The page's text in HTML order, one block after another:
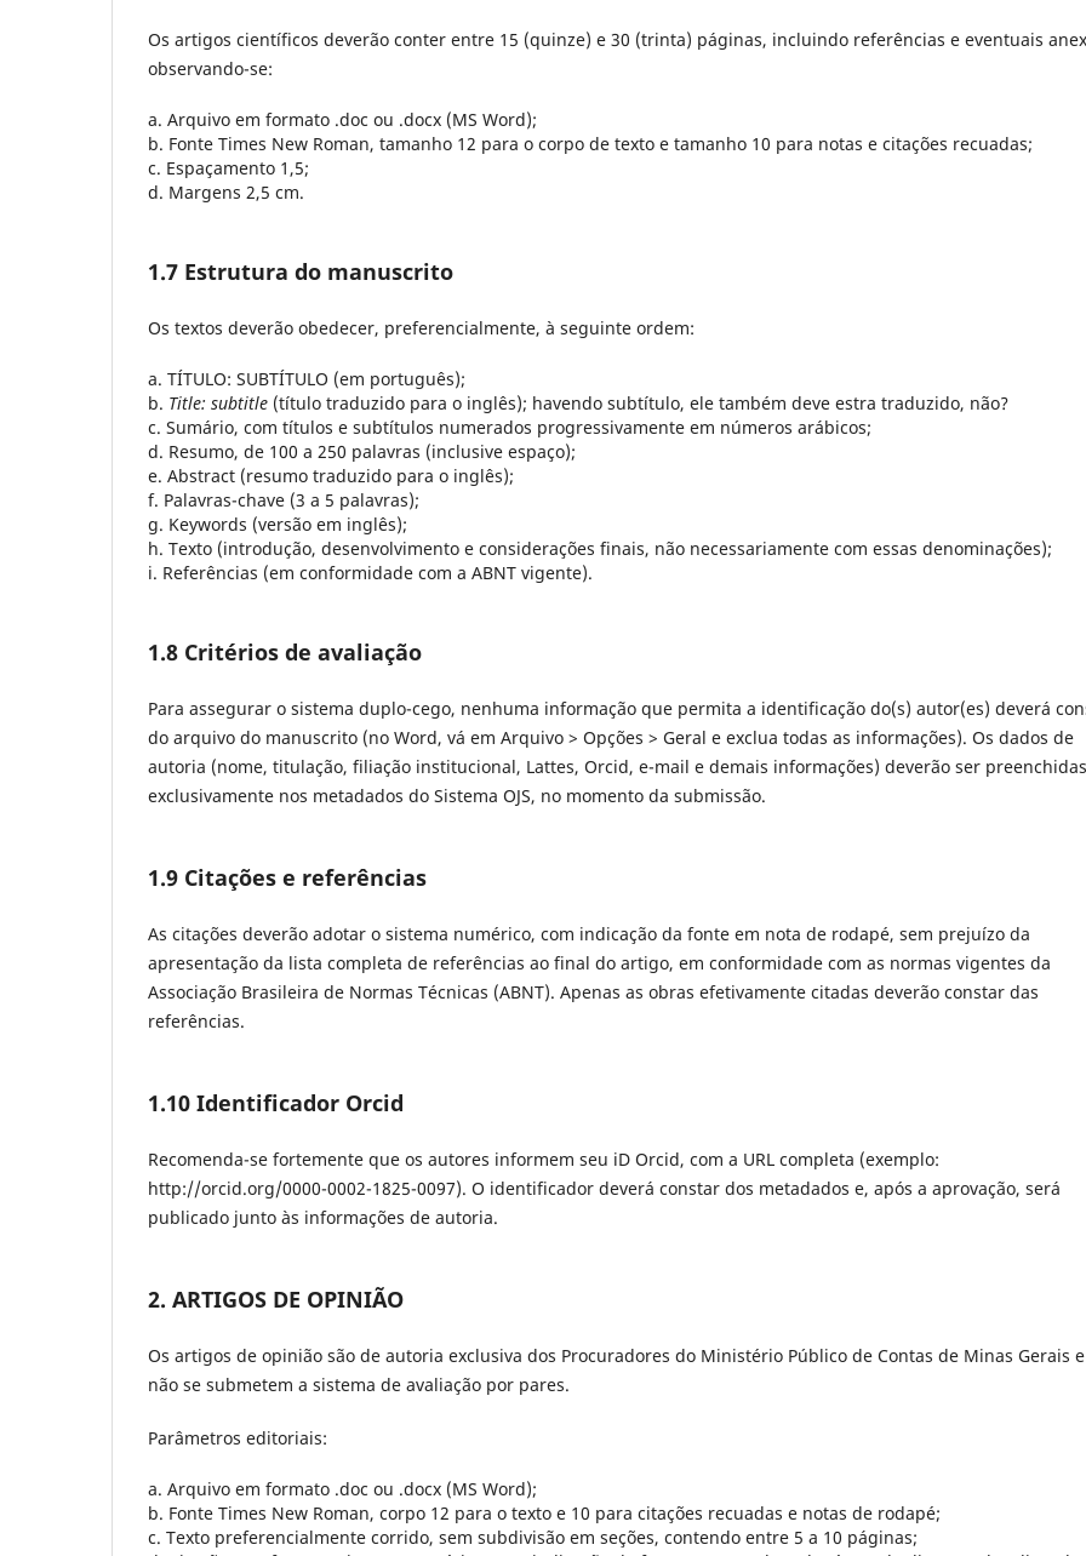
Os artigos científicos deverão conter entre 15 (quinze) e 30 (trinta) páginas, incluindo referências e eventuais
observando-se:
a. Arquivo em formato .doc ou .docx (MS Word);
b. Fonte Times New Roman, tamanho 12 para o corpo de texto e tamanho 10 para notas e citações recuadas;
c. Espaçamento 1,5;
d. Margens 2,5 cm.
1.7 Estrutura do manuscrito
Os textos deverão obedecer, preferencialmente, à seguinte ordem:
a. TÍTULO: SUBTÍTULO (em português);
b. Title: subtitle (título traduzido para o inglês); havendo subtítulo, ele também deve estra traduzido, não?
c. Sumário, com títulos e subtítulos numerados progressivamente em números arábicos;
d. Resumo, de 100 a 250 palavras (inclusive espaço);
e. Abstract (resumo traduzido para o inglês);
f. Palavras-chave (3 a 5 palavras);
g. Keywords (versão em inglês);
h. Texto (introdução, desenvolvimento e considerações finais, não necessariamente com essas denominações);
i. Referências (em conformidade com a ABNT vigente).
1.8 Critérios de avaliação
Para assegurar o sistema duplo-cego, nenhuma informação que permita a identificação do(s) autor(es) deverá
do arquivo do manuscrito (no Word, vá em Arquivo > Opções > Geral e exclua todas as informações). Os dados de
autoria (nome, titulação, filiação institucional, Lattes, Orcid, e-mail e demais informações) deverão ser preenchidas
exclusivamente nos metadados do Sistema OJS, no momento da submissão.
1.9 Citações e referências
As citações deverão adotar o sistema numérico, com indicação da fonte em nota de rodapé, sem prejuízo da
apresentação da lista completa de referências ao final do artigo, em conformidade com as normas vigentes da
Associação Brasileira de Normas Técnicas (ABNT). Apenas as obras efetivamente citadas deverão constar das
referências.
1.10 Identificador Orcid
Recomenda-se fortemente que os autores informem seu iD Orcid, com a URL completa (exemplo:
http://orcid.org/0000-0002-1825-0097). O identificador deverá constar dos metadados e, após a aprovação, será
publicado junto às informações de autoria.
2. ARTIGOS DE OPINIÃO
Os artigos de opinião são de autoria exclusiva dos Procuradores do Ministério Público de Contas de Minas Gerais e
não se submetem a sistema de avaliação por pares.
Parâmetros editoriais:
a. Arquivo em formato .doc ou .docx (MS Word);
b. Fonte Times New Roman, corpo 12 para o texto e 10 para citações recuadas e notas de rodapé;
c. Texto preferencialmente corrido, sem subdivisão em seções, contendo entre 5 a 10 páginas;